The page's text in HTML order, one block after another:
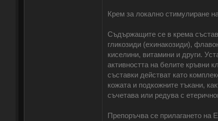
Крем за локално стимулиране
Съдържащите се в крема
гликозиди (ехинакозиди),
киселини, витамини и други.
активността на белите кръвни
съставки действат като
кожата и подкожните тъкани,
съчетава или редува с
Препоръчва се прилагането на